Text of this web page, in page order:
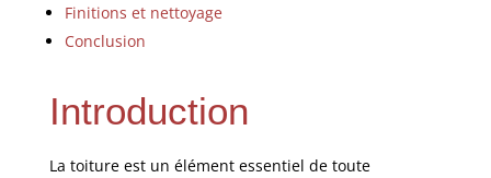
Finitions et nettoyage
Conclusion
Introduction
La toiture est un élément essentiel de toute